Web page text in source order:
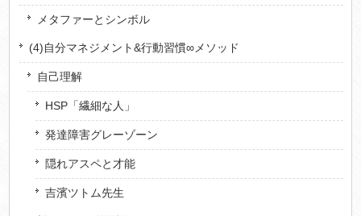
メタファーとシンボル
(4)自分マネジメント&行動習慣∞メソッド
自己理解
HSP「繊細な人」
発達障害グレーゾーン
隠れアスペと才能
吉濱ツトム先生